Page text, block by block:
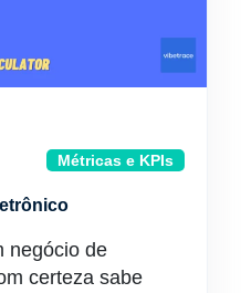
Métricas e KPIs
negócio de
certeza sabe